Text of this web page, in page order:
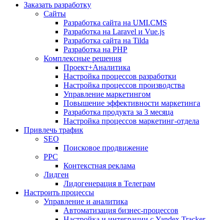
Заказать разработку
Сайты
Разработка сайта на UMI.CMS
Разработка на Laravel и Vue.js
Разработка сайта на Tilda
Разработка на PHP
Комплексные решения
Проект+Аналитика
Настройка процессов разработки
Настройка процессов производства
Управление маркетингом
Повышение эффективности маркетинга
Разработка продукта за 3 месяца
Настройка процессов маркетинг-отдела
Привлечь трафик
SEO
Поисковое продвижение
PPC
Контекстная реклама
Лидген
Лидогенерация в Телеграм
Настроить процессы
Управление и аналитика
Автоматизация бизнес-процессов